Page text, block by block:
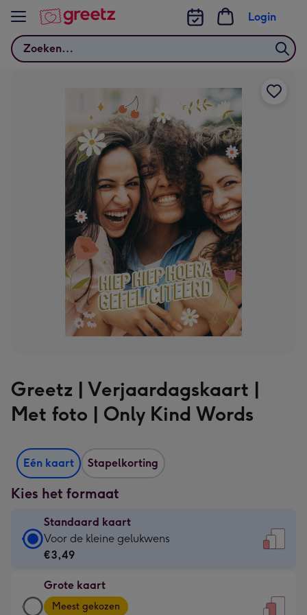
Bekijk meer
Zoeken
Login
Greetz | Verjaardagskaart |
Met foto | Only Kind Words
Eén kaart Stapelkorting
Kies het formaat
Standaard kaart
Standaard
kaart
€3,49
-
Voor de kleine gelukwens
€3,49
Grote kaart
Grote
Meest gekozen